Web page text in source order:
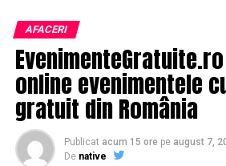
AFACERI
online evenimentele
gratuit din România
Publicat acum 15 ore pe august 7,
De native